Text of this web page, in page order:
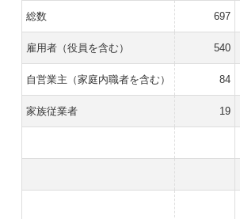
総数 697
雇用者（役員を含む） 540
自営業主（家庭内職者を含む） 84
家族従業者 19